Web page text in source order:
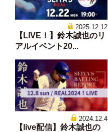
2025.12.12
【LIVE！】鈴木誠也のリ
アルイベント20...
2024.12.4
【live配信】鈴木誠也の